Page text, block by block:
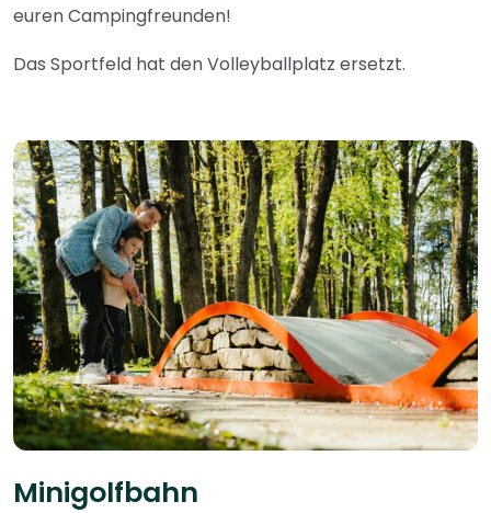
euren Campingfreunden!
Das Sportfeld hat den Volleyballplatz ersetzt.
Minigolfbahn